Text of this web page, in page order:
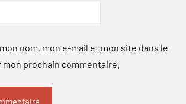
nom, mon e-mail et mon site dans le
prochain commentaire.